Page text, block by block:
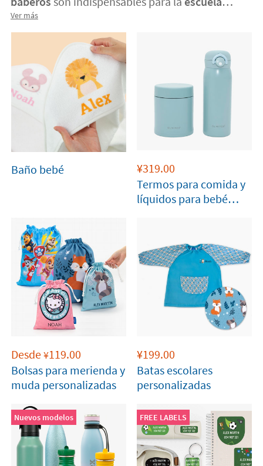
infantil
confusiones y pérdidas.
Ver más
Baño bebé ¥319.00
Termos para comida y
líquidos para bebé
Desde¥119.00
Bolsas para merienda y
muda personalizadas
¥199.00
Batas escolares
personalizadas
Nuevos modelos FREE LABELS